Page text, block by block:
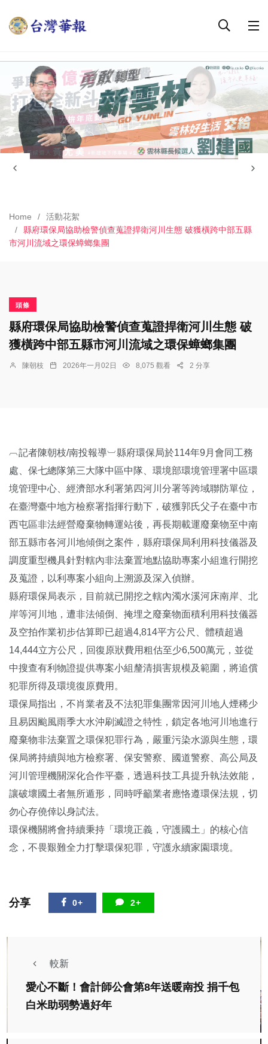
Home
活動花絮
縣府環保局協助檢警偵查蒐證捍衛河川生態 破獲橫跨中部五縣
市河川流域之環保蟑螂集團
頭條
縣府環保局協助檢警偵查蒐證捍衛河川生態 破
獲橫跨中部五縣市河川流域之環保蟑螂集團
陳朝枝 2026年一月02日 8,075 觀看 2 分享
︹記者陳朝枝/南投報導︺縣府環保局於114年9月會同工務
處、保七總隊第三大隊中區中隊、環境部環境管理署中區環
境管理中心、經濟部水利署第四河川分署等跨域聯防單位，
在臺灣臺中地方檢察署指揮行動下，破獲郭氏父子在臺中市
西屯區非法經營廢棄物轉運站後，再長期載運廢棄物至中南
部五縣市各河川地傾倒之案件，縣府環保局利用科技儀器及
調度重型機具針對轄內非法棄置地點協助專案小組進行開挖
及蒐證，以利專案小組向上溯源及深入偵辦。
縣府環保局表示，目前就已開挖之轄內濁水溪河床南岸、北
岸等河川地，遭非法傾倒、掩埋之廢棄物面積利用科技儀器
及空拍作業初步估算即已超過4,814平方公尺、體積超過
14,444立方公尺，回復原狀費用粗估至少6,500萬元，並從
中搜查有利物證提供專案小組釐清損害規模及範圍，將追償
犯罪所得及環境復原費用。
環保局指出，不肖業者及不法犯罪集團常因河川地人煙稀少
且易因颱風雨季大水沖刷滅證之特性，鎖定各地河川地進行
廢棄物非法棄置之環保犯罪行為，嚴重污染水源與生態，環
保局將持續與地方檢察署、保安警察、國道警察、高公局及
河川管理機關深化合作平臺，透過科技工具提升執法效能，
讓破壞國土者無所遁形，同時呼籲業者應恪遵環保法規，切
勿心存僥倖以身試法。
環保機關將會持續秉持「環境正義，守護國土」的核心信
念，不畏艱難全力打擊環保犯罪，守護永續家園環境。
分享 0+ 2+
較新
愛心不斷！會計師公會第8年送暖南投 捐千包
白米助弱勢過好年